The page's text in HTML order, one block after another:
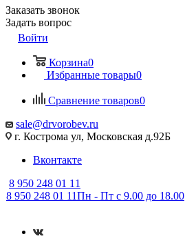
Заказать звонок
Задать вопрос
Войти
Корзина0
Избранные товары0
Сравнение товаров0
sale@drvorobev.ru
г. Кострома ул, Московская д.92Б
Вконтакте
8 950 248 01 11
8 950 248 01 11Пн - Пт с 9.00 до 18.00